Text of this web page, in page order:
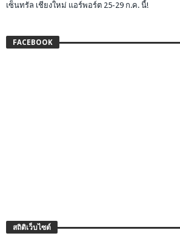
เซ็นทรัล เชียงใหม่ แอร์พอร์ต 25-29 ก.ค. นี้!
FACEBOOK
สถิติเว็บไซต์